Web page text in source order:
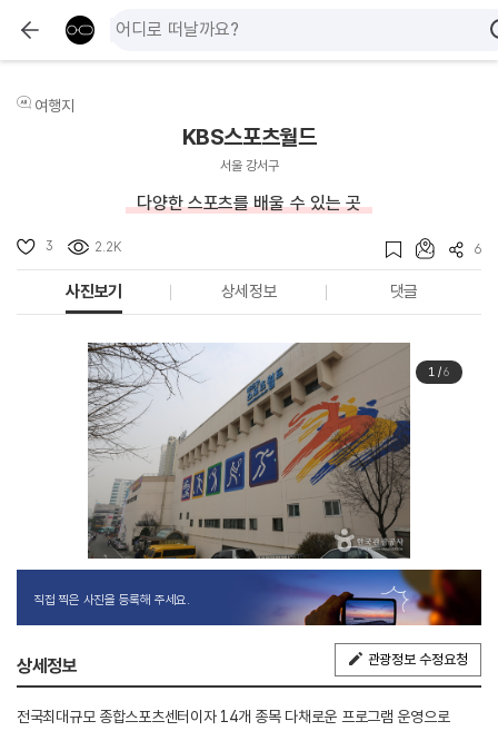
여행지
KBS스포츠월드
서울 강서구
다양한 스포츠를 배울 수 있는 곳
3 2.2K 6
사진보기 상세정보 댓글
1/6
직접 찍은 사진을 등록해 주세요.
상세정보 관광정보 수정요청
전국최대규모 종합스포츠센터이자 14개 종목 다채로운 프로그램 운영으로